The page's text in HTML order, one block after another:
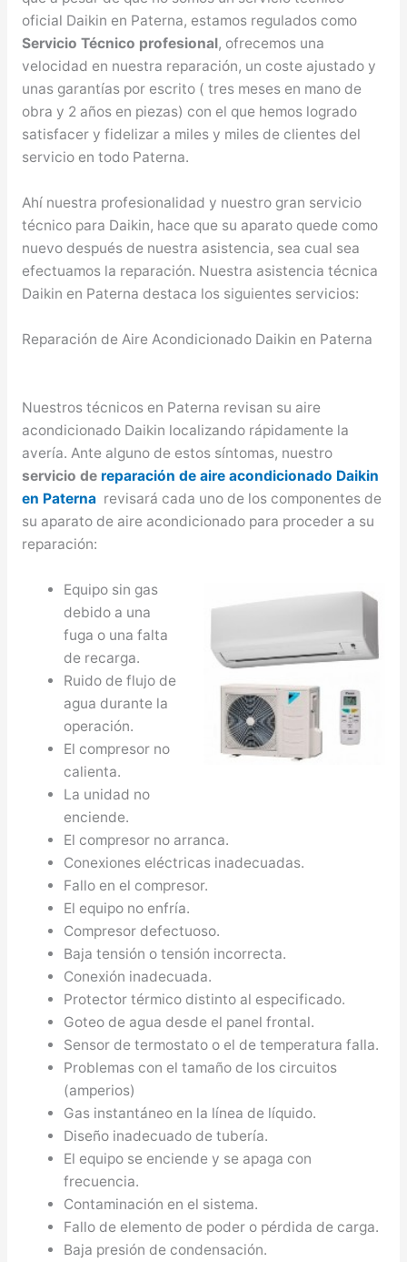
oficial Daikin en Paterna, estamos regulados como
Servicio Técnico profesional, ofrecemos una
velocidad en nuestra reparación, un coste ajustado y
unas garantías por escrito ( tres meses en mano de
obra y 2 años en piezas) con el que hemos logrado
satisfacer y fidelizar a miles y miles de clientes del
servicio en todo Paterna.
Ahí nuestra profesionalidad y nuestro gran servicio
técnico para Daikin, hace que su aparato quede como
nuevo después de nuestra asistencia, sea cual sea
efectuamos la reparación. Nuestra asistencia técnica
Daikin en Paterna destaca los siguientes servicios:
Reparación de Aire Acondicionado Daikin en Paterna
Nuestros técnicos en Paterna revisan su aire
acondicionado Daikin localizando rápidamente la
avería. Ante alguno de estos síntomas, nuestro
servicio dereparación de aire acondicionado Daikin
en Paterna revisará cada uno de los componentes de
su aparato de aire acondicionado para proceder a su
reparación:
Equipo sin gas
debido a una
fuga o una falta
de recarga.
Ruido de flujo de
agua durante la
operación.
El compresor no
calienta.
La unidad no
enciende.
El compresor no arranca.
Conexiones eléctricas inadecuadas.
Fallo en el compresor.
El equipo no enfría.
Compresor defectuoso.
Baja tensión o tensión incorrecta.
Conexión inadecuada.
Protector térmico distinto al especificado.
Goteo de agua desde el panel frontal.
Sensor de termostato o el de temperatura falla.
Problemas con el tamaño de los circuitos
(amperios)
Gas instantáneo en la línea de líquido.
Diseño inadecuado de tubería.
El equipo se enciende y se apaga con
frecuencia.
Contaminación en el sistema.
Fallo de elemento de poder o pérdida de carga.
Baja presión de condensación.